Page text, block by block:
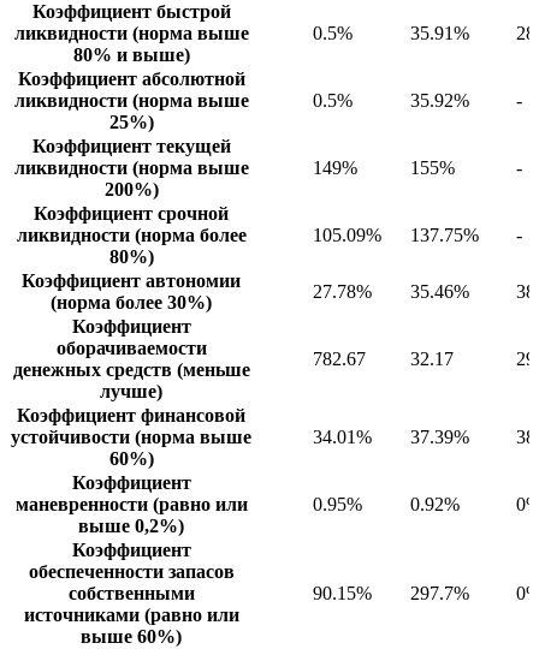
Коэффициент быстрой
ликвидности (норма выше
80% и выше)
0.5% 35.91%
Коэффициент абсолютной
ликвидности (норма выше
25%)
0.5% 35.92% -
Коэффициент текущей
ликвидности (норма выше
200%)
149% 155% -
Коэффициент срочной
ликвидности (норма более
80%)
105.09% 137.75% -
Коэффициент автономии
(норма более 30%)
27.78% 35.46%
Коэффициент
оборачиваемости
денежных средств (меньше
лучше)
782.67 32.17
Коэффициент финансовой
устойчивости (норма выше
60%)
34.01% 37.39%
Коэффициент
маневренности (равно или
выше 0,2%)
0.95% 0.92%
Коэффициент
обеспеченности запасов
собственными
источниками (равно или
выше 60%)
90.15% 297.7%